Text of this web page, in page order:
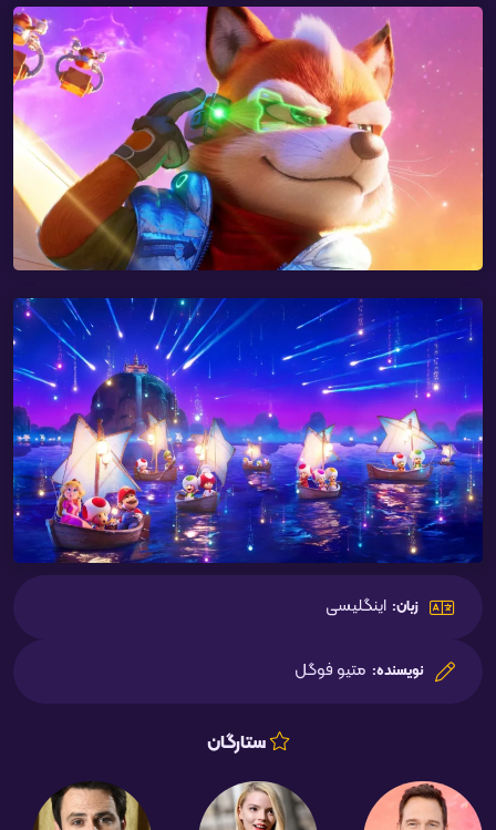
زبان: اینگلیسی
نویسنده: متیو فوگل
ستارگان